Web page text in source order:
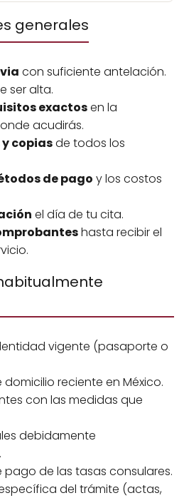
generales
con suficiente antelación.
ser alta.
exactosen la
acudirás.
copiasde todos los
de pago y los costos
el día de tu cita.
hasta recibir el
vigente (pasaporte o
reciente en México.
con las medidas que
debidamente
de las tasas consulares.
del trámite (actas,